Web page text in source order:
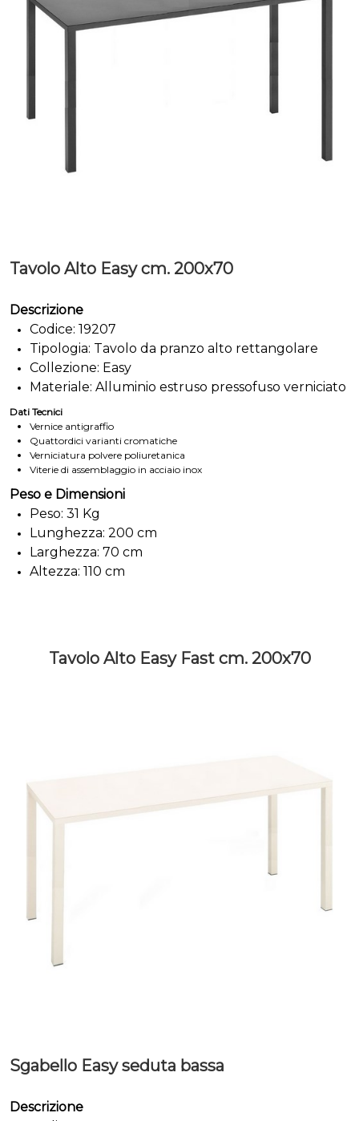
Tavolo Alto Easy cm. 200x70
Descrizione
Codice: 19207
Tipologia: Tavolo da pranzo alto rettangolare
Collezione: Easy
Materiale: Alluminio estruso pressofuso verniciato
Dati Tecnici
Vernice antigraffio
Quattordici varianti cromatiche
Verniciatura polvere poliuretanica
Viterie di assemblaggio in acciaio inox
Peso e Dimensioni
Peso: 31 Kg
Lunghezza: 200 cm
Larghezza: 70 cm
Altezza: 110 cm
Tavolo Alto Easy Fast cm. 200x70
Sgabello Easy seduta bassa
Descrizione